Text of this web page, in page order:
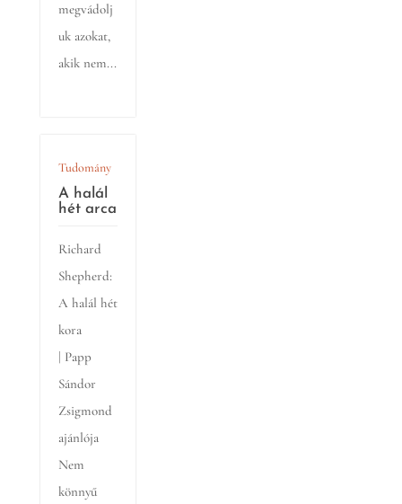
megvádolj
uk azokat,
akik nem...
Tudomány
A halál
hét arca
Richard
Shepherd:
A halál hét
kora
| Papp
Sándor
Zsigmond
ajánlója
Nem
könnyű